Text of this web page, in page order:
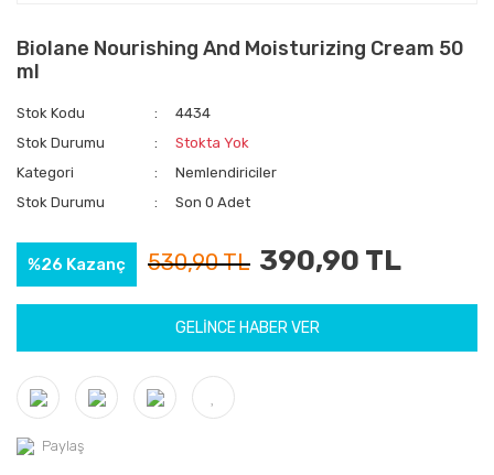
Biolane Nourishing And Moisturizing Cream 50
ml
Stok Kodu
4434
Stok Durumu
Stokta Yok
Kategori
Nemlendiriciler
Stok Durumu
Son 0 Adet
%26 Kazanç 530,90 TL 390,90 TL
GELİNCE HABER VER
Paylaş